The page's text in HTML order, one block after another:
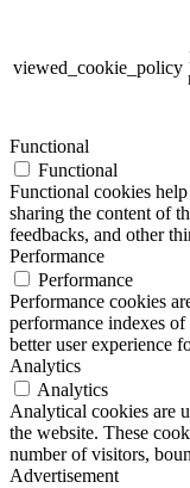
viewed_cookie_policy
Functional
Functional
Functional cookies
sharing the content of
feedbacks, and other
Performance
Performance
Performance cookies
performance indexes
better user experience
Analytics
Analytics
Analytical cookies are
the website. These
number of visitors,
Advertisement